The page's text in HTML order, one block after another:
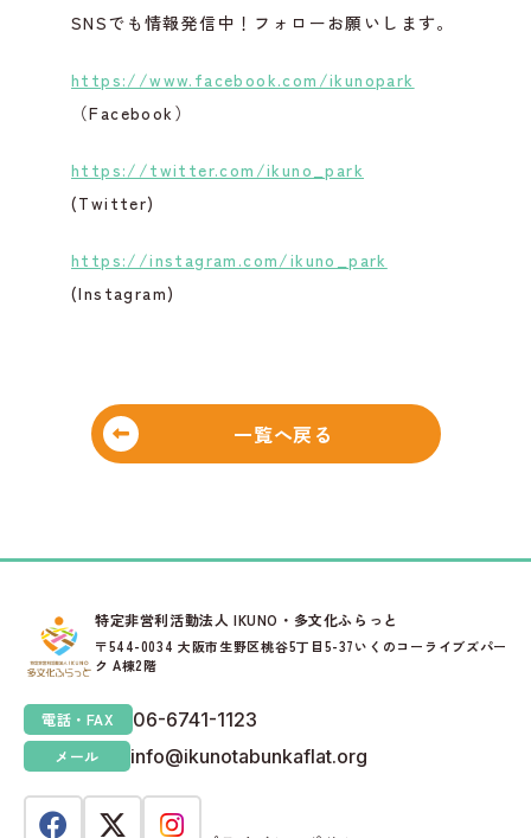
SNSでも情報発信中！フォローお願いします。
https://www.facebook.com/ikunopark
（Facebook）
https://twitter.com/ikuno_park
(Twitter)
https://instagram.com/ikuno_park
(Instagram)
一覧へ戻る
特定非営利活動法人 IKUNO・多文化ふらっと
〒544-0034 大阪市生野区桃谷5丁目5-37いくのコーライブズパー
ク A棟2階
電話・FAX 06-6741-1123
メール info@ikunotabunkaflat.org